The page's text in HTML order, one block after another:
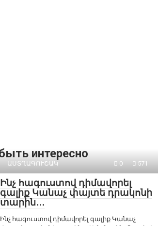
интересно
ԱՍՏՂԱԳՈՒՇԱԿ 0 571
Ինչ հագուստով դիմավորել
գալիք Կանաչ փայտե դրակոնի
տարին․․․
Ինչ հագուստով դիմավորել գալիք Կանաչ